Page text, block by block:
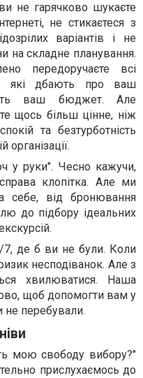
не гарячково шукаєте
не стикаєтеся з
варіантів і не
на складне планування.
передоручаєте всі
які дбають про ваш
ваш бюджет. Але
щось більш цінне, ніж
та безтурботність
організації.
у руки". Чесно кажучи,
клопітка. Але ми
себе, від бронювання
до підбору ідеальних
7, де б ви не були. Коли
несподіванок. Але з
хвилюватися. Наша
щоб допомогти вам у
не перебували.
мою свободу вибору?"
прислухаємось до